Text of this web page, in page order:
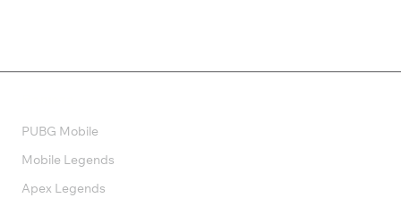
PUBG Mobile
Mobile Legends
Apex Legends